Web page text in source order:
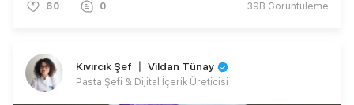
60 0 39B Görüntüleme
Kıvırcık Şef 〡 Vildan Tünay
Pasta Şefi & Dijital İçerik Üreticisi